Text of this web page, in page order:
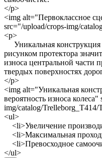
</p>
<img alt="Первоклассное
src="/upload/crops-img/
<p>
Уникальная конструкция
рисунком протектора
износа центральной части
твердых поверхностях
</p>
<img alt="Уникальная
вероятность износа
img/catalog/
<ul>
<li>Увеличение
<li>Максимальная
<li>Превосходное
</ul>